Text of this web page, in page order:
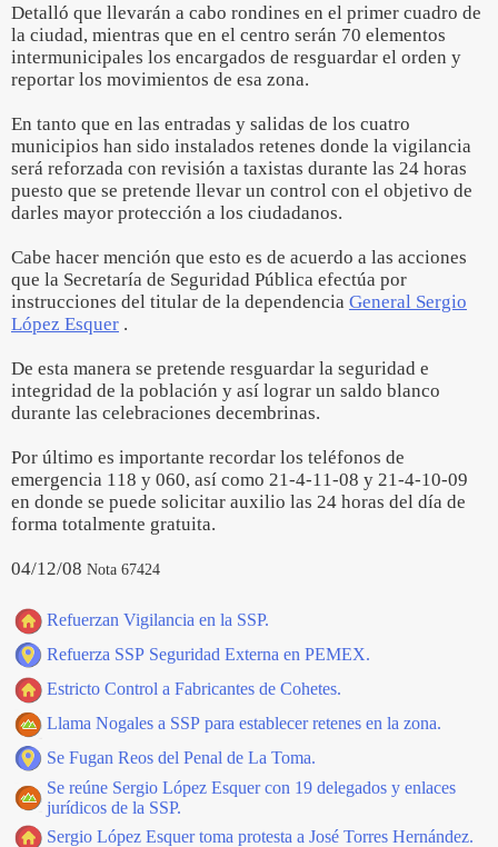
Detalló que llevarán a cabo rondines en el primer cuadro de
la ciudad, mientras que en el centro serán 70 elementos
intermunicipales los encargados de resguardar el orden y
reportar los movimientos de esa zona.
En tanto que en las entradas y salidas de los cuatro
municipios han sido instalados retenes donde la vigilancia
será reforzada con revisión a taxistas durante las 24 horas
puesto que se pretende llevar un control con el objetivo de
darles mayor protección a los ciudadanos.
Cabe hacer mención que esto es de acuerdo a las acciones
que la Secretaría de Seguridad Pública efectúa por
instrucciones del titular de la dependencia General Sergio
López Esquer .
De esta manera se pretende resguardar la seguridad e
integridad de la población y así lograr un saldo blanco
durante las celebraciones decembrinas.
Por último es importante recordar los teléfonos de
emergencia 118 y 060, así como 21-4-11-08 y 21-4-10-09
en donde se puede solicitar auxilio las 24 horas del día de
forma totalmente gratuita.
04/12/08 Nota 67424
Refuerzan Vigilancia en la SSP.
Refuerza SSP Seguridad Externa en PEMEX.
Estricto Control a Fabricantes de Cohetes.
Llama Nogales a SSP para establecer retenes en la zona.
Se Fugan Reos del Penal de La Toma.
Se reúne Sergio López Esquer con 19 delegados y enlaces
jurídicos de la SSP.
Sergio López Esquer toma protesta a José Torres Hernández.